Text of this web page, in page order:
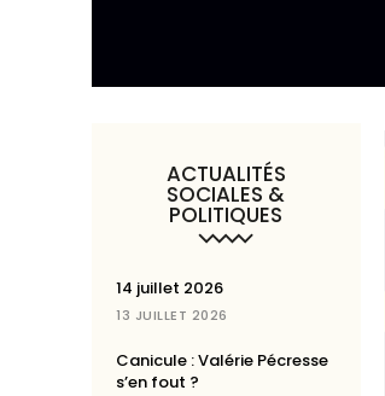
ACTUALITÉS
SOCIALES &
POLITIQUES
14 juillet 2026
13 JUILLET 2026
Canicule : Valérie Pécresse
s’en fout ?